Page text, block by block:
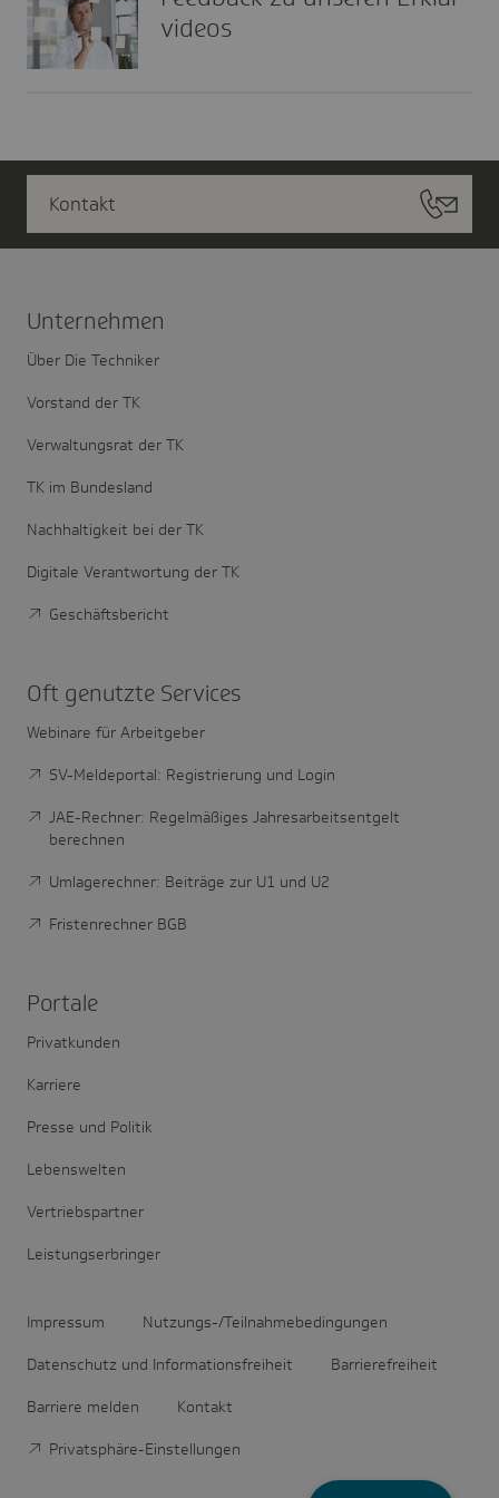
vi­deos
Kontakt
Unter­nehmen
Über Die Techniker
Vorstand der TK
Verwaltungsrat der TK
TK im Bundesland
Nachhaltigkeit bei der TK
Digitale Verantwortung der TK
Geschäftsbericht
Oft genutzte Services
Webinare für Arbeitgeber
SV-Meldeportal: Registrierung und Login
JAE-Rechner: Regelmäßiges Jahresarbeitsentgelt
berechnen
Umlagerechner: Beiträge zur U1 und U2
Fristenrechner BGB
Portale
Privatkunden
Karriere
Presse und Politik
Lebenswelten
Vertriebspartner
Leistungserbringer
Impressum Nutzungs-/Teilnahmebedingungen
Datenschutz und Informationsfreiheit Barrierefreiheit
Barriere melden Kontakt
Privatsphäre-Einstellungen